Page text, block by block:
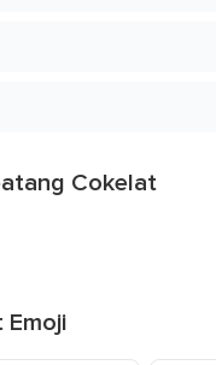
Cokelat
Emoji